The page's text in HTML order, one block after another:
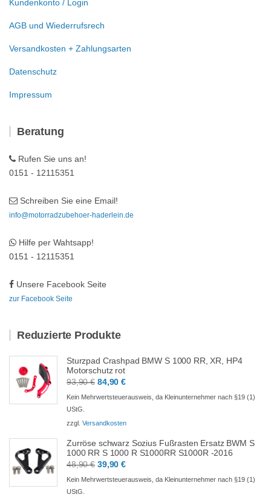
Kundenkonto / Login
AGB und Wiederrufsrech
Versandkosten + Zahlungsarten
Datenschutz
Impressum
Beratung
Rufen Sie uns an!
0151 - 12115351
Schreiben Sie eine Email!
info@motorradzubehoer-haderlein.de
Hilfe per Wahtsapp!
0151 - 12115351
Unsere Facebook Seite
zur Facebook Seite
Reduzierte Produkte
Sturzpad Crashpad BMW S 1000 RR, XR, HP4
Motorschutz rot
93,90€ Ursprünglicher
Preis
93,90 €
84,90€Aktueller
Preis
84,90 €.
Kein Mehrwertsteuerausweis, da Kleinunternehmer nach §19 (1)
UStG.
zzgl. Versandkosten
Zurröse schwarz Sozius Fußrasten Ersatz BWM S
1000 RR S 1000 R S1000RR S1000R -2016
48,90€ Ursprünglicher
Preis
39,90€Aktueller
Preis
Kein Mehrwertsteuerausweis, da Kleinunternehmer nach §19 (1)
UStG.